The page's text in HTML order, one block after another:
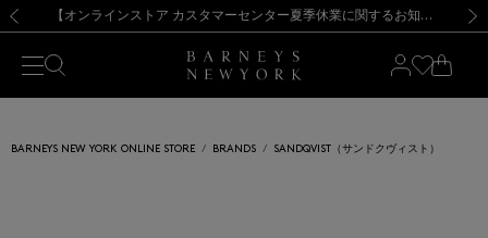
新規登録のお客様も対象！＜MY BARNEYS＞会員のお客様は11,000円（税込）以上のお買上げで常時送料無料！お買い物の際は会員登録を！
【夏季休業に伴う出荷一時停止のお知らせ】(2026.8.7) 【オンラインストア カスタマーセンター夏季休業に関するお知らせ】（2026.8.7）
【夏季休業に伴う返品・交換承り一時停止のお知らせ】（2026.8.5）
熊本県を中心とした地震の影響によるお荷物のお届けについて
【開催中】SUMMER SALEのご案内・ご注意事項 新規登録のお客様も対象！＜MY BARNEYS＞会員のお客様は11,000円（税込）以上のお買上げで常時送料無料！お買い物の際は会員登録を！
【夏季休業に伴う出荷一時停止のお知らせ】(2026.8.7)
BARNEYS NEW YORK ONLINE STORE BRANDS SANDQVIST（サンドクヴィスト）